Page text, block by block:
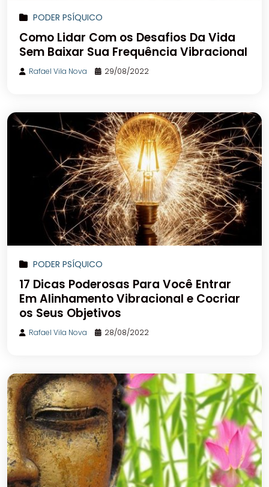
PODER PSÍQUICO
Como Lidar Com os Desafios Da Vida
Sem Baixar Sua Frequência Vibracional
Rafael Vila Nova 29/08/2022
PODER PSÍQUICO
17 Dicas Poderosas Para Você Entrar
Em Alinhamento Vibracional e Cocriar
os Seus Objetivos
Rafael Vila Nova 28/08/2022